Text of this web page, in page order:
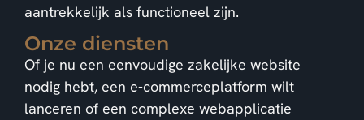
aantrekkelijk als functioneel zijn.
Onze diensten
Of je nu een eenvoudige zakelijke website
nodig hebt, een e-commerceplatform wilt
lanceren of een complexe webapplicatie